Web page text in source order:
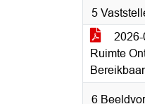
5
Ruimte
6